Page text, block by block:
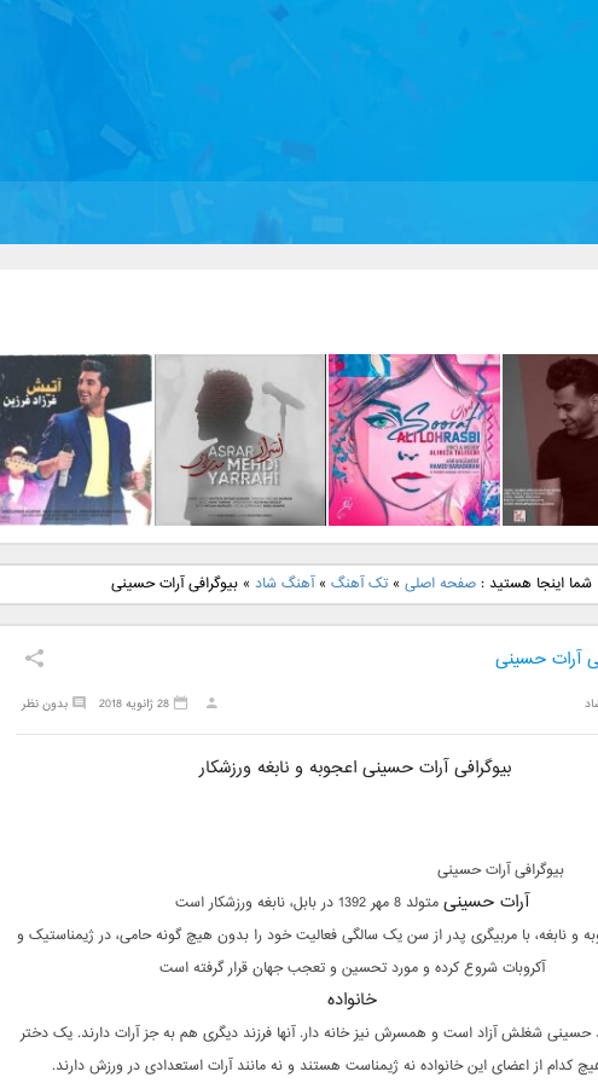
جدید رضا
بنام نگار
دانلود آهنگ جدید علی
لهراسبی بنام صورت
دانلود آهنگ جدید مهدی
یراحی بنام اسرار
دانلود آهنگ جدید فرزاد
شما اینجا هستید :صفحه اصلی »تک آهنگ »آهنگ شاد »بیوگرافی آرات حسینی
آرات حسینی
بدون نظر 28 ژانویه 2018
بیوگرافی آرات حسینی اعجوبه و نابغه ورزشکار
بیوگرافی آرات حسینی
آرات حسینیمتولد 8 مهر 1392 در بابل، نابغه ورزشکار است
و نابغه، با مربیگری پدر از سن یک سالگی فعالیت خود را بدون هیچ گونه حامی، در ژیمناستیک و
آکروبات شروع کرده و مورد تحسین و تعجب جهان قرار گرفته است
خانواده
حسینی شغلش آزاد است و همسرش نیز خانه دار. آنها فرزند دیگری هم به جز آرات دارند. یک دختر